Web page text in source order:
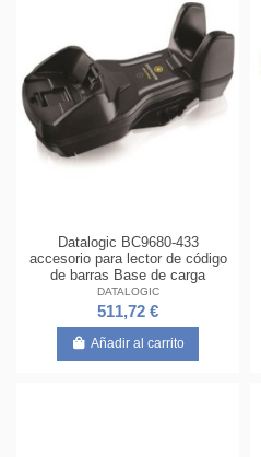
Datalogic BC9680-433
accesorio para lector de código
de barras Base de carga
DATALOGIC
511,72 €
Añadir al carrito